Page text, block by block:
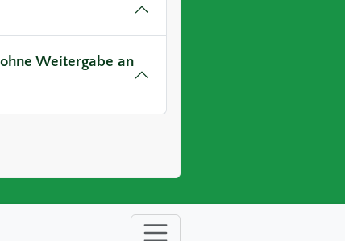
Weitergabe an